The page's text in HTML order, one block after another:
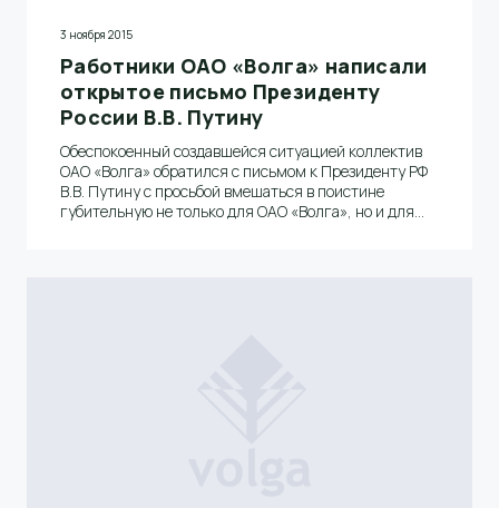
3 ноября 2015
Работники ОАО «Волга» написали
открытое письмо Президенту
России В.В. Путину
Обеспокоенный создавшейся ситуацией коллектив
ОАО «Волга» обратился с письмом к Президенту РФ
В.В. Путину с просьбой вмешаться в поистине
губительную не только для ОАО «Волга», но и для